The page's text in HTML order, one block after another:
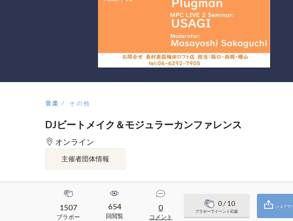
音楽 その他
DJビートメイク＆モジュラーカンファレンス
オンライン
主催者団体情報
1507
ブラボー
654
回閲覧
0
コメント
0/ 10
ブラボーでイベント応援
シェアで